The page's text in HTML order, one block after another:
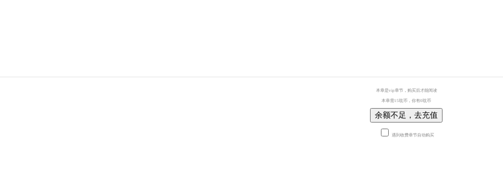
本章是vip章节，购买后才能阅读
本章需15耽币，你有0耽币
余额不足，去充值
遇到收费章节自动购买